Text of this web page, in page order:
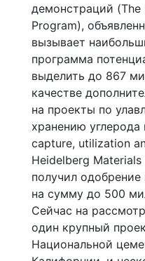
демонстраций
Program),
вызывает
программа
выделить до 867
качестве
на проекты по
хранению
capture, utilization
Heidelberg
получил одобрение
на сумму до 500
Сейчас на
один крупный
Национальной